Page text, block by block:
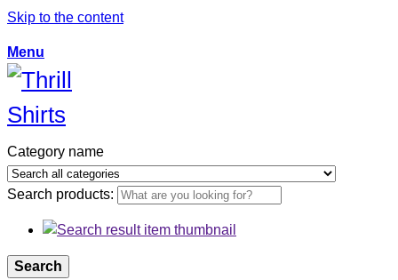
Skip to the content
Menu
Category name
Search products:
Search